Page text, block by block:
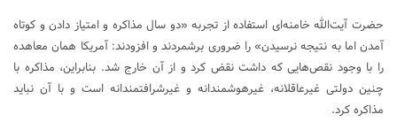
حضرت آیت‌الله خامنه‌ای استفاده از تجربه «دو سال مذاکره و امتیاز دادن و کوتاه
آمدن اما به نتیجه نرسیدن» را ضروری برشمردند و افزودند: آمریکا همان معاهده
را با وجود نقص‌هایی که داشت نقض کرد و از آن خارج شد. بنابراین، مذاکره با
چنین دولتی غیرعاقلانه، غیرهوشمندانه و غیرشرافتمندانه است و با آن نباید
مذاکره کرد.